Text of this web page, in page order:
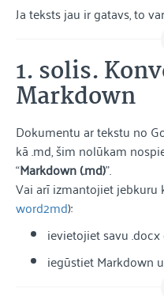
Ja teksts jau ir gatavs, to
1. solis.
Markdown
Dokumentu ar tekstu no
kā .md, šim nolūkam
“Markdown (.md)”.
Vai arī izmantojiet jebkuru
word2md):
ievietojiet savu
iegūstiet Markdown